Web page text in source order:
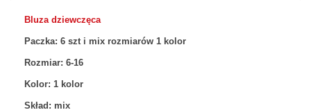
Bluza dziewczęca
Paczka: 6 szt i mix rozmiarów 1 kolor
Rozmiar: 6-16
Kolor: 1 kolor
Skład: mix